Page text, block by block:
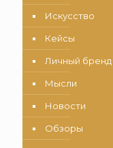
Искусство
Кейсы
Личный бренд
Мысли
Новости
Обзоры